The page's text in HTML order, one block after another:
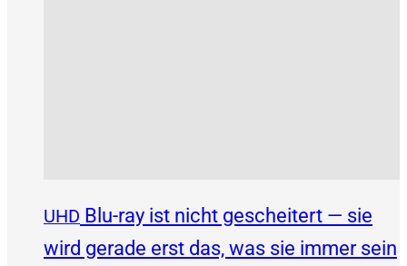
UHD Blu-ray ist nicht gescheitert — sie
wird gerade erst das, was sie immer sein